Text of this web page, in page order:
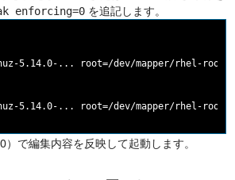
enforcing=0 を追記します。
5.14.0-... root=/dev/mapper/rhel-root
）で編集内容を反映して起動します。